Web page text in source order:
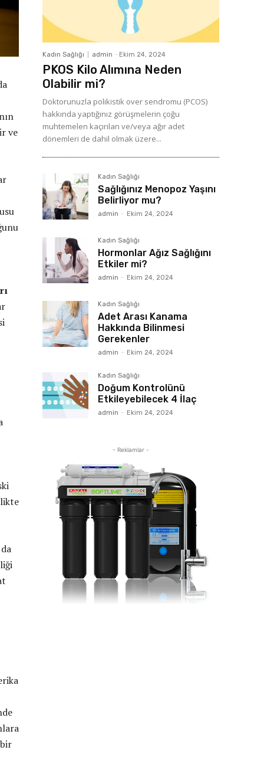
ve
Kadın Sağlığı admin - Ekim 24, 2024
PKOS Kilo Alımına Neden
Olabilir mi?
Doktorunuzla polikistik over sendromu (PCOS)
hakkında yaptığınız görüşmelerin çoğu
muhtemelen kaçırılan ve/veya ağır adet
dönemleri de dahil olmak üzere...
Kadın Sağlığı
Sağlığınız Menopoz Yaşını
Belirliyor mu?
admin - Ekim 24, 2024
Kadın Sağlığı
Hormonlar Ağız Sağlığını
Etkiler mi?
admin - Ekim 24, 2024
Kadın Sağlığı
Adet Arası Kanama
Hakkında Bilinmesi
Gerekenler
admin - Ekim 24, 2024
Kadın Sağlığı
Doğum Kontrolünü
Etkileyebilecek 4 İlaç
admin - Ekim 24, 2024
- Reklamlar -